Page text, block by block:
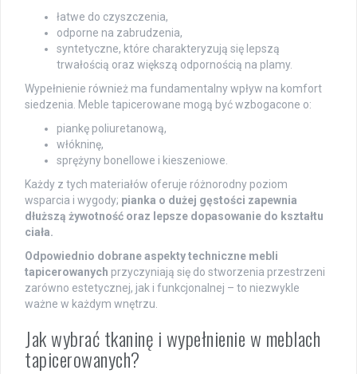
łatwe do czyszczenia,
odporne na zabrudzenia,
syntetyczne, które charakteryzują się lepszą
trwałością oraz większą odpornością na plamy.
Wypełnienie również ma fundamentalny wpływ na komfort
siedzenia. Meble tapicerowane mogą być wzbogacone o:
piankę poliuretanową,
włókninę,
sprężyny bonellowe i kieszeniowe.
Każdy z tych materiałów oferuje różnorodny poziom
wsparcia i wygody; pianka o dużej gęstości zapewnia
dłuższą żywotność oraz lepsze dopasowanie do kształtu
ciała.
Odpowiednio dobrane aspekty techniczne mebli
tapicerowanych przyczyniają się do stworzenia przestrzeni
zarówno estetycznej, jak i funkcjonalnej – to niezwykle
ważne w każdym wnętrzu.
Jak wybrać tkaninę i wypełnienie w meblach
tapicerowanych?